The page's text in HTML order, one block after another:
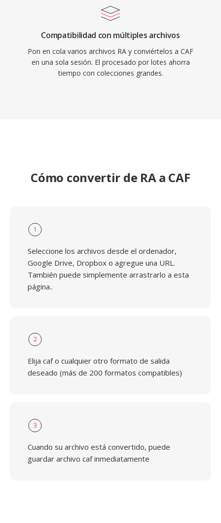
Compatibilidad con múltiples archivos
Pon en cola varios archivos RA y conviértelos a CAF
en una sola sesión. El procesado por lotes ahorra
tiempo con colecciones grandes.
Cómo convertir de RA a CAF
1
Seleccione los archivos desde el ordenador,
Google Drive, Dropbox o agregue una URL.
También puede simplemente arrastrarlo a esta
página..
2
Elija caf o cualquier otro formato de salida
deseado (más de 200 formatos compatibles)
3
Cuando su archivo está convertido, puede
guardar archivo caf inmediatamente